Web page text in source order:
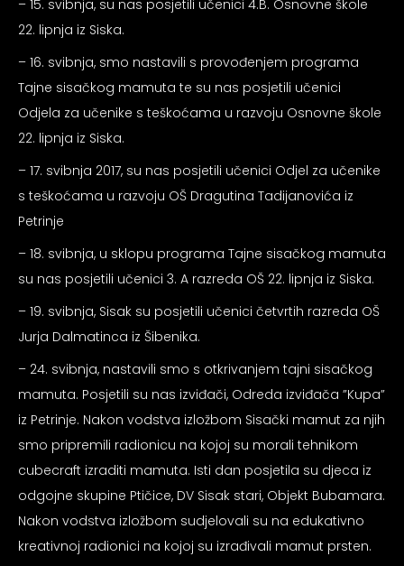
– 15. svibnja, su nas posjetili učenici 4.B. Osnovne škole
22. lipnja iz Siska.
– 16. svibnja, smo nastavili s provođenjem programa
Tajne sisačkog mamuta te su nas posjetili učenici
Odjela za učenike s teškoćama u razvoju Osnovne škole
22. lipnja iz Siska.
– 17. svibnja 2017, su nas posjetili učenici Odjel za učenike
s teškoćama u razvoju OŠ Dragutina Tadijanovića iz
Petrinje
– 18. svibnja, u sklopu programa Tajne sisačkog mamuta
su nas posjetili učenici 3. A razreda OŠ 22. lipnja iz Siska.
– 19. svibnja, Sisak su posjetili učenici četvrtih razreda OŠ
Jurja Dalmatinca iz Šibenika.
– 24. svibnja, nastavili smo s otkrivanjem tajni sisačkog
mamuta. Posjetili su nas izviđači, Odreda izviđača ”Kupa”
iz Petrinje. Nakon vodstva izložbom Sisački mamut za njih
smo pripremili radionicu na kojoj su morali tehnikom
cubecraft izraditi mamuta. Isti dan posjetila su djeca iz
odgojne skupine Ptičice, DV Sisak stari, Objekt Bubamara.
Nakon vodstva izložbom sudjelovali su na edukativno
kreativnoj radionici na kojoj su izrađivali mamut prsten.